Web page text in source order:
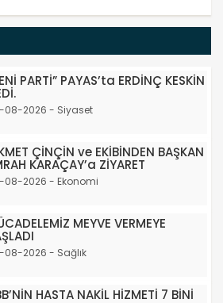
PARTİ” PAYAS’ta ERDİNÇ KESKİN
08-2026 - Siyaset
ÇİNÇİN ve EKİBİNDEN BAŞKAN
KARAÇAY’a ZİYARET
08-2026 - Ekonomi
MEYVE VERMEYE
08-2026 - Sağlık
HASTA NAKİL HİZMETİ 7 BİNİ